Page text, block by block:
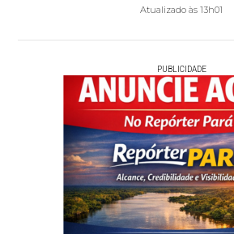
Atualizado às 13h01
PUBLICIDADE